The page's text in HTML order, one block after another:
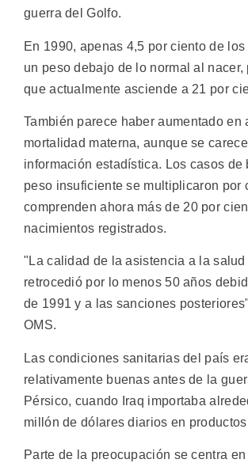
guerra del Golfo.
En 1990, apenas 4,5 por ciento de
un peso debajo de lo normal al nacer,
que actualmente asciende a 21 por
También parece haber aumentado en
mortalidad materna, aunque se
información estadística. Los casos de
peso insuficiente se multiplicaron por
comprenden ahora más de 20 por
nacimientos registrados.
"La calidad de la asistencia a la salud
retrocedió por lo menos 50 años
de 1991 y a las sanciones
OMS.
Las condiciones sanitarias del país
relativamente buenas antes de la
Pérsico, cuando Iraq importaba
millón de dólares diarios en
Parte de la preocupación se centra